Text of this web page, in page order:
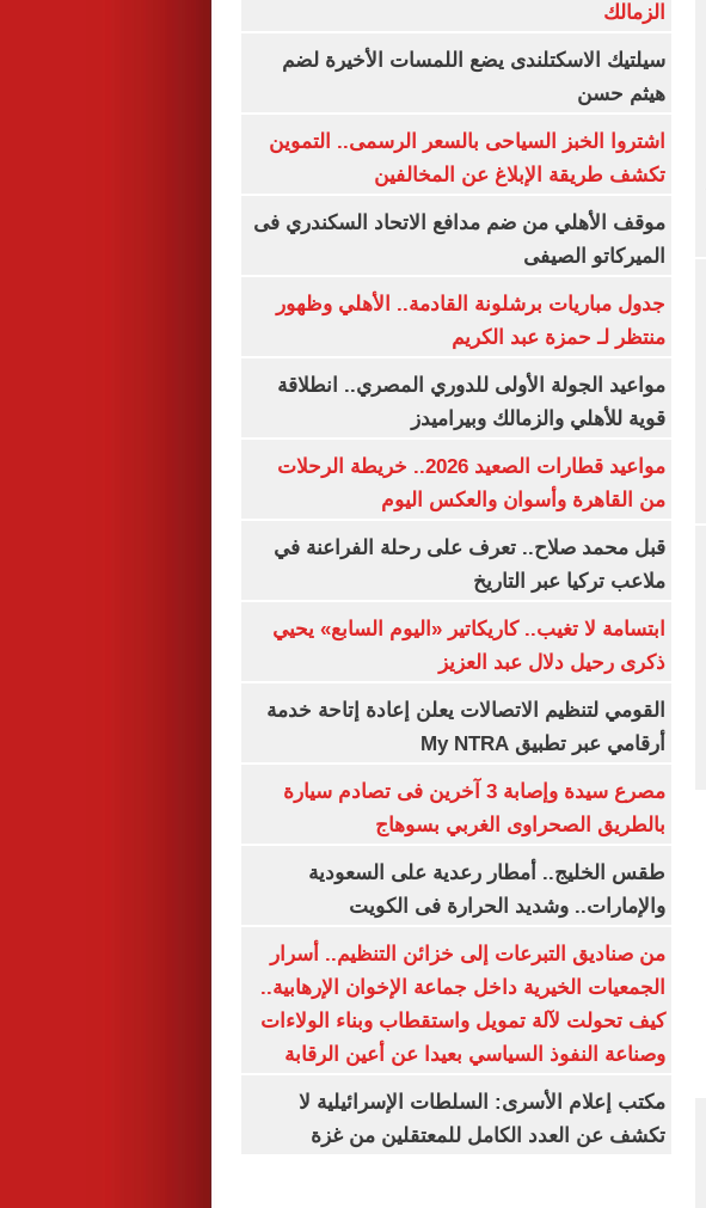
الزمالك
سيلتيك الاسكتلندى يضع اللمسات الأخيرة لضم
هيثم حسن
اشتروا الخبز السياحى بالسعر الرسمى.. التموين
تكشف طريقة الإبلاغ عن المخالفين
موقف الأهلي من ضم مدافع الاتحاد السكندري فى
الميركاتو الصيفى
جدول مباريات برشلونة القادمة.. الأهلي وظهور
منتظر لـ حمزة عبد الكريم
مواعيد الجولة الأولى للدوري المصري.. انطلاقة
قوية للأهلي والزمالك وبيراميدز
مواعيد قطارات الصعيد 2026.. خريطة الرحلات
من القاهرة وأسوان والعكس اليوم
قبل محمد صلاح.. تعرف على رحلة الفراعنة في
ملاعب تركيا عبر التاريخ
ابتسامة لا تغيب.. كاريكاتير «اليوم السابع» يحيي
ذكرى رحيل دلال عبد العزيز
القومي لتنظيم الاتصالات يعلن إعادة إتاحة خدمة
أرقامي عبر تطبيق My NTRA
مصرع سيدة وإصابة 3 آخرين فى تصادم سيارة
بالطريق الصحراوى الغربي بسوهاج
طقس الخليج.. أمطار رعدية على السعودية
والإمارات.. وشديد الحرارة فى الكويت
من صناديق التبرعات إلى خزائن التنظيم.. أسرار
الجمعيات الخيرية داخل جماعة الإخوان الإرهابية..
كيف تحولت لآلة تمويل واستقطاب وبناء الولاءات
وصناعة النفوذ السياسي بعيدا عن أعين الرقابة
مكتب إعلام الأسرى: السلطات الإسرائيلية لا
تكشف عن العدد الكامل للمعتقلين من غزة